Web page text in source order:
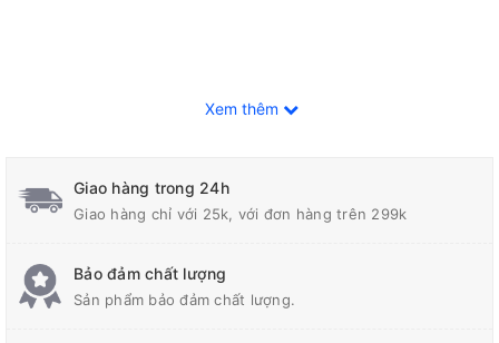
Xem thêm
Giao hàng trong 24h
Giao hàng chỉ với 25k, với đơn hàng trên 299k
Bảo đảm chất lượng
Sản phẩm bảo đảm chất lượng.